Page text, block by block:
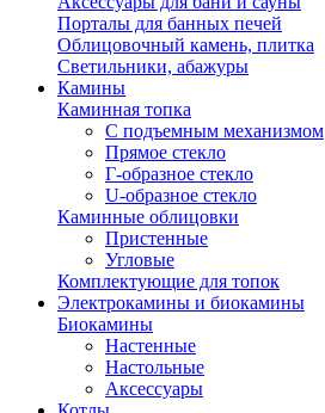
Порталы для банных печей
Облицовочный камень, плитка
Светильники, абажуры
Камины
Каминная топка
С подъемным механизмом
Прямое стекло
Г-образное стекло
U-образное стекло
Каминные облицовки
Пристенные
Угловые
Комплектующие для топок
Электрокамины и биокамины
Биокамины
Настенные
Настольные
Аксессуары